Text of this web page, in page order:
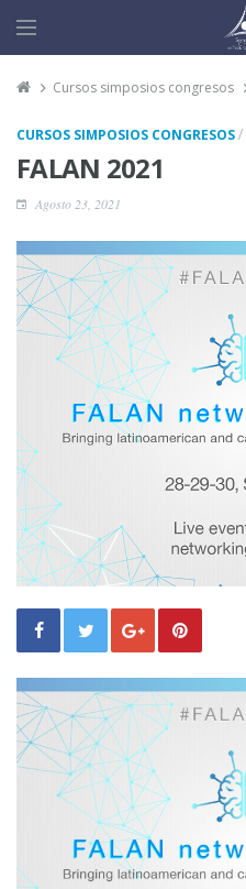
Cursos simposios congresos
CURSOS SIMPOSIOS CONGRESOS/
FALAN 2021
Agosto 23, 2021